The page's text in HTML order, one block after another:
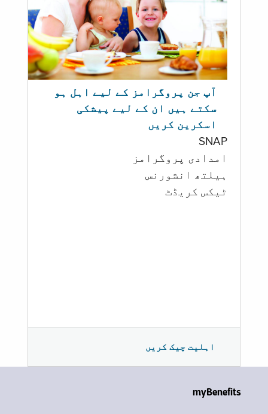
آپ جن پروگرامز کے لیے اہل ہو
سکتے ہیں ان کے لیے پیشکی
اسکرین کریں
SNAP
امدادی پروگرامز
‏ہیلتھ انشورنس
ٹیکس کریڈٹ
اہلیت چیک کریں
myBenefits